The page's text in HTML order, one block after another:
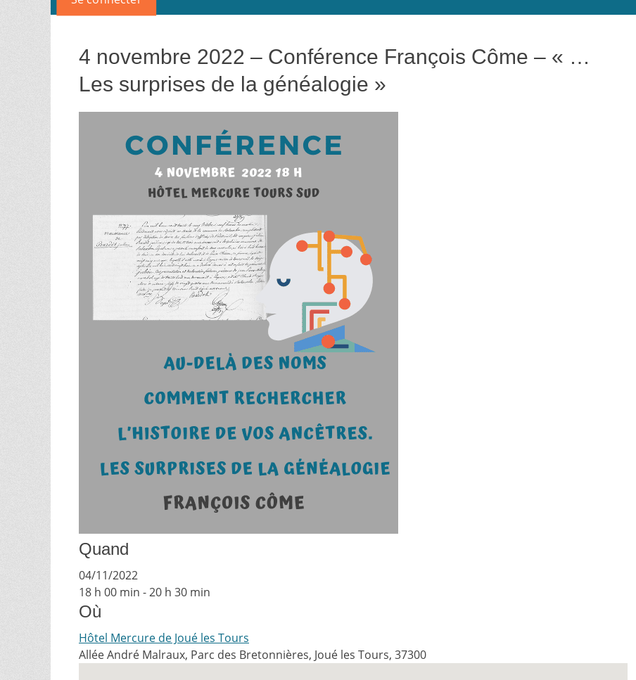
4 novembre 2022 – Conférence François Côme – « …
Les surprises de la généalogie »
Quand
04/11/2022
18 h 00 min - 20 h 30 min
Où
Hôtel Mercure de Joué les Tours
Allée André Malraux, Parc des Bretonnières, Joué les Tours, 37300